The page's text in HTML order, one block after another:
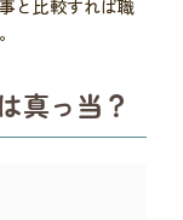
と比較すれば職
真っ当？